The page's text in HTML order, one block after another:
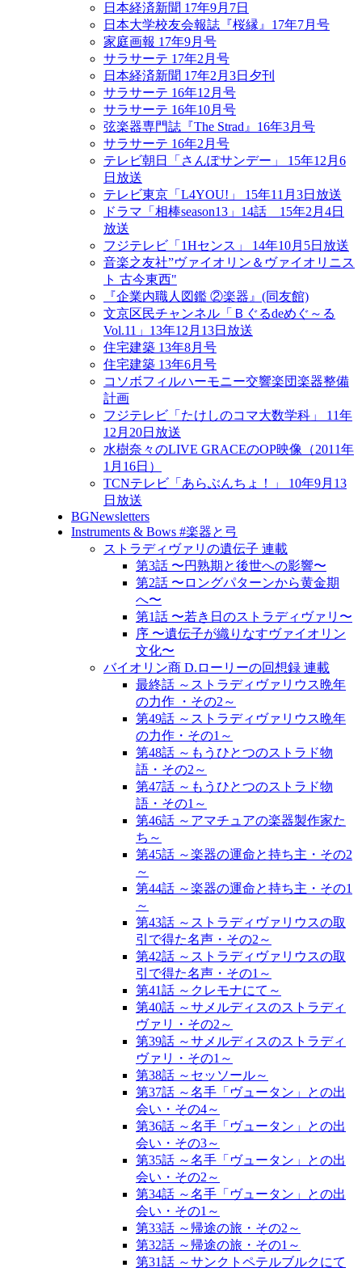
日本経済新聞 17年9月7日
日本大学校友会報誌『桜縁』17年7月号
家庭画報 17年9月号
サラサーテ 17年2月号
日本経済新聞 17年2月3日夕刊
サラサーテ 16年12月号
サラサーテ 16年10月号
弦楽器専門誌『The Strad』16年3月号
サラサーテ 16年2月号
テレビ朝日「さんぽサンデー」 15年12月6
日放送
テレビ東京「L4YOU!」 15年11月3日放送
ドラマ「相棒season13」14話 15年2月4日
放送
フジテレビ「1Hセンス」 14年10月5日放送
音楽之友社”ヴァイオリン＆ヴァイオリニス
ト 古今東西"
『企業内職人図鑑 ②楽器』(同友館)
文京区民チャンネル「Ｂぐるdeめぐ～る
Vol.11」13年12月13日放送
住宅建築 13年8月号
住宅建築 13年6月号
コソボフィルハーモニー交響楽団楽器整備
計画
フジテレビ「たけしのコマ大数学科」 11年
12月20日放送
水樹奈々のLIVE GRACEのOP映像（2011年
1月16日）
TCNテレビ「あらぶんちょ！」 10年9月13
日放送
BGNewsletters
Instruments & Bows #楽器と弓
ストラディヴァリの遺伝子 連載
第3話 〜円熟期と後世への影響〜
第2話 〜ロングパターンから黄金期
へ〜
第1話 〜若き日のストラディヴァリ〜
序 〜遺伝子が織りなすヴァイオリン
文化〜
バイオリン商 D.ローリーの回想録 連載
最終話 ～ストラディヴァリウス晩年
の力作 ・その2～
第49話 ～ストラディヴァリウス晩年
の力作・その1～
第48話 ～もうひとつのストラド物
語・その2～
第47話 ～もうひとつのストラド物
語・その1～
第46話 ～アマチュアの楽器製作家た
ち～
第45話 ～楽器の運命と持ち主・その2
～
第44話 ～楽器の運命と持ち主・その1
～
第43話 ～ストラディヴァリウスの取
引で得た名声・その2～
第42話 ～ストラディヴァリウスの取
引で得た名声・その1～
第41話 ～クレモナにて～
第40話 ～サメルディスのストラディ
ヴァリ・その2～
第39話 ～サメルディスのストラディ
ヴァリ・その1～
第38話 ～セッソール～
第37話 ～名手「ヴュータン」との出
会い・その4～
第36話 ～名手「ヴュータン」との出
会い・その3～
第35話 ～名手「ヴュータン」との出
会い・その2～
第34話 ～名手「ヴュータン」との出
会い・その1～
第33話 ～帰途の旅・その2～
第32話 ～帰途の旅・その1～
第31話 ～サンクトペテルブルクにて